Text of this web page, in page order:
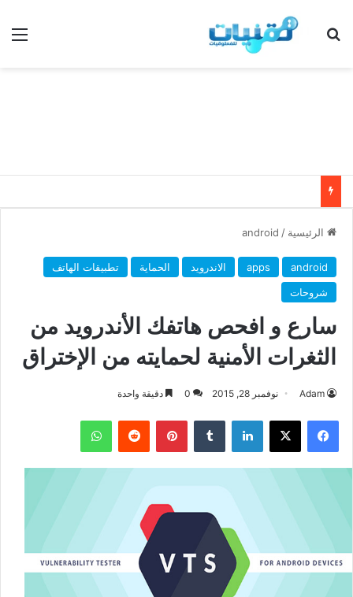
بحث عن
الرئيسية /
android
android
apps الاندرويد الحماية
تطبيقات الهاتف
شروحات
سارع و افحص هاتفك الأندرويد من
الثغرات الأمنية لحمايته من الإختراق
Adam نوفمبر 28, 2015 0 دقيقة واحدة
فيسبوك ‫X لينكدإن بينتيريست واتساب